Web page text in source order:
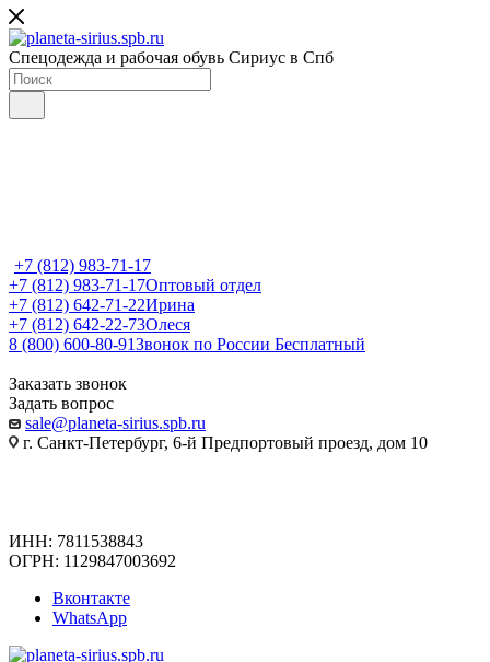
Спецодежда и рабочая обувь Сириус в Спб
+7 (812) 983-71-17
+7 (812) 983-71-17Оптовый отдел
+7 (812) 642-71-22Ирина
+7 (812) 642-22-73Олеся
8 (800) 600-80-91Звонок по России Бесплатный
Заказать звонок
Задать вопрос
sale@planeta-sirius.spb.ru
г. Санкт-Петербург, 6-й Предпортовый проезд, дом 10
ИНН: 7811538843
ОГРН: 1129847003692
Вконтакте
WhatsApp